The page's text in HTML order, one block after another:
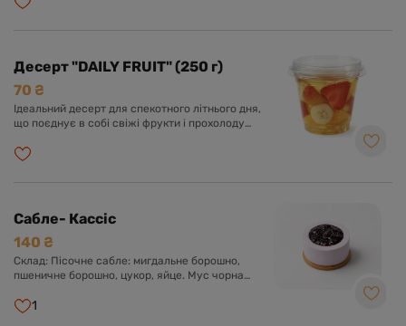
Десерт "DAILY FRUIT" (250 г)
70 ₴
Ідеальний десерт для спекотного літнього дня,
що поєднує в собі свіжі фрукти і прохолоду
Сабле- Кассіс
140 ₴
Склад: Пісочне сабле: мигдальне борошно,
пшеничне борошно, цукор, яйце. Мус чорна
глазур, вершки, желатин. Компоте: чорна
1